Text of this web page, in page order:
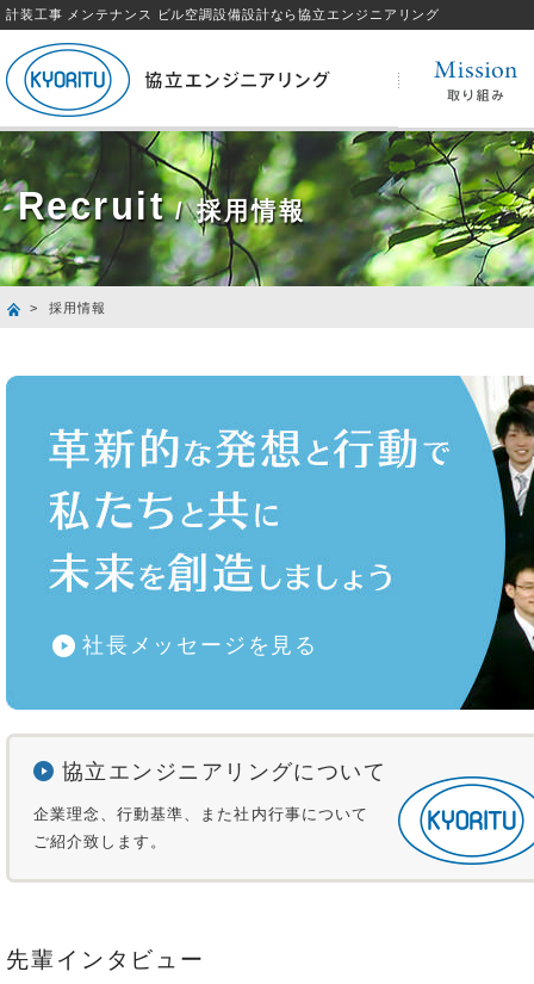
計装工事 メンテナンス ビル空調設備設計なら協立エンジニアリング
Recruit/ 採用情報
> 採用情報
社長メッセージを見る
協立エンジニアリングについて
企業理念、行動基準、また社内行事について
ご紹介致します。
先輩インタビュー